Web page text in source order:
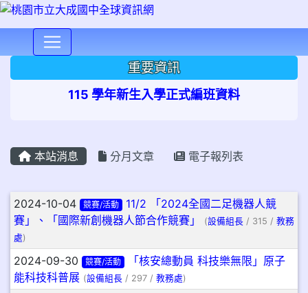
重要資訊
115 學年新生入學正式編班資料
本站消息 分月文章 電子報列表
文章列表
2024-10-04 競賽/活動
11/2 「2024全國二足機器人競
賽」、「國際新創機器人節合作競賽」
(設備組長 / 315 / 教務
處)
2024-09-30 競賽/活動
「核安總動員 科技樂無限」原子
能科技科普展 (設備組長 / 297 / 教務處)